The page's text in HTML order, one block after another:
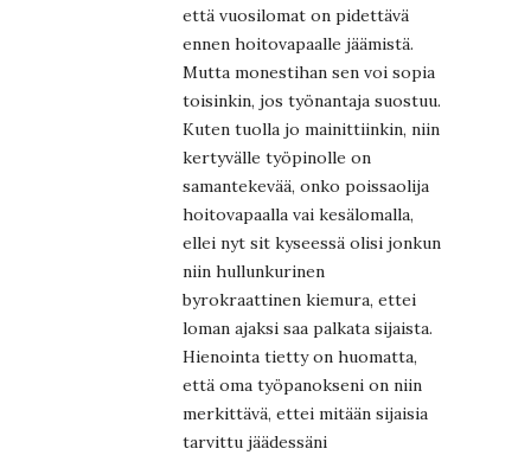
että vuosilomat on pidettävä
ennen hoitovapaalle jäämistä.
Mutta monestihan sen voi sopia
toisinkin, jos työnantaja suostuu.
Kuten tuolla jo mainittiinkin, niin
kertyvälle työpinolle on
samantekevää, onko poissaolija
hoitovapaalla vai kesälomalla,
ellei nyt sit kyseessä olisi jonkun
niin hullunkurinen
byrokraattinen kiemura, ettei
loman ajaksi saa palkata sijaista.
Hienointa tietty on huomatta,
että oma työpanokseni on niin
merkittävä, ettei mitään sijaisia
tarvittu jäädessäni